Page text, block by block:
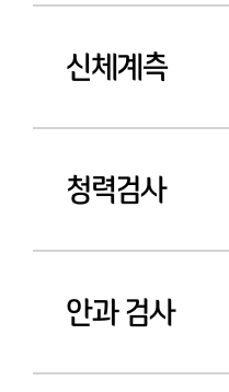
신체계측
청력검사
안과 검사